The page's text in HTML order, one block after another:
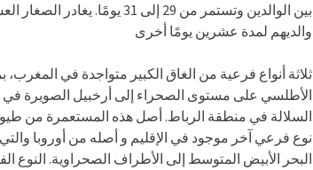
والديهم لمدة عشرين يومًا أخرى
ثلاثة أنواع فرعية من الغاق الكبير متواجدة في
الأطلسي على مستوى الصحراء إلى أرخبيل الصويرة
السلالة في منطقة الرباط. أصل هذه المستعمرة من
نوع فرعي آخر موجود في الإقليم و أصله من أوروبا
البحر الأبيض المتوسط​​ إلى الأطراف الصحراوية. النوع